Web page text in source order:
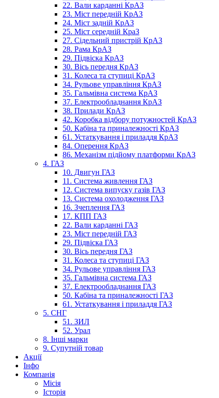
22. Вали карданні КрАЗ
23. Міст передній КрАЗ
24. Міст задній КрАЗ
25. Міст середній КраЗ
27. Сідельний пристрій КрАЗ
28. Рама КрАЗ
29. Підвіска КрАЗ
30. Вісь передня КрАЗ
31. Колеса та ступиці КрАЗ
34. Рульове управління КрАЗ
35. Гальмівна система КрАЗ
37. Електрообладнання КрАЗ
38. Прилади КрАЗ
42. Коробка відбору потужностей КрАЗ
50. Кабіна та приналежності КрАЗ
61. Устаткування і приладдя КрАЗ
84. Оперення КрАЗ
86. Механізм підйому платформи КрАЗ
4. ГАЗ
10. Двигун ГАЗ
11. Система живлення ГАЗ
12. Система випуску газів ГАЗ
13. Система охолодження ГАЗ
16. Зчеплення ГАЗ
17. КПП ГАЗ
22. Вали карданні ГАЗ
23. Міст передній ГАЗ
29. Підвіска ГАЗ
30. Вісь передня ГАЗ
31. Колеса та ступиці ГАЗ
34. Рульове управління ГАЗ
35. Гальмівна система ГАЗ
37. Електрообладнання ГАЗ
50. Кабіна та приналежності ГАЗ
61. Устаткування і приладдя ГАЗ
5. СНГ
51. ЗИЛ
52. Урал
8. Інші марки
9. Супутній товар
Акції
Інфо
Компанія
Місія
Історія